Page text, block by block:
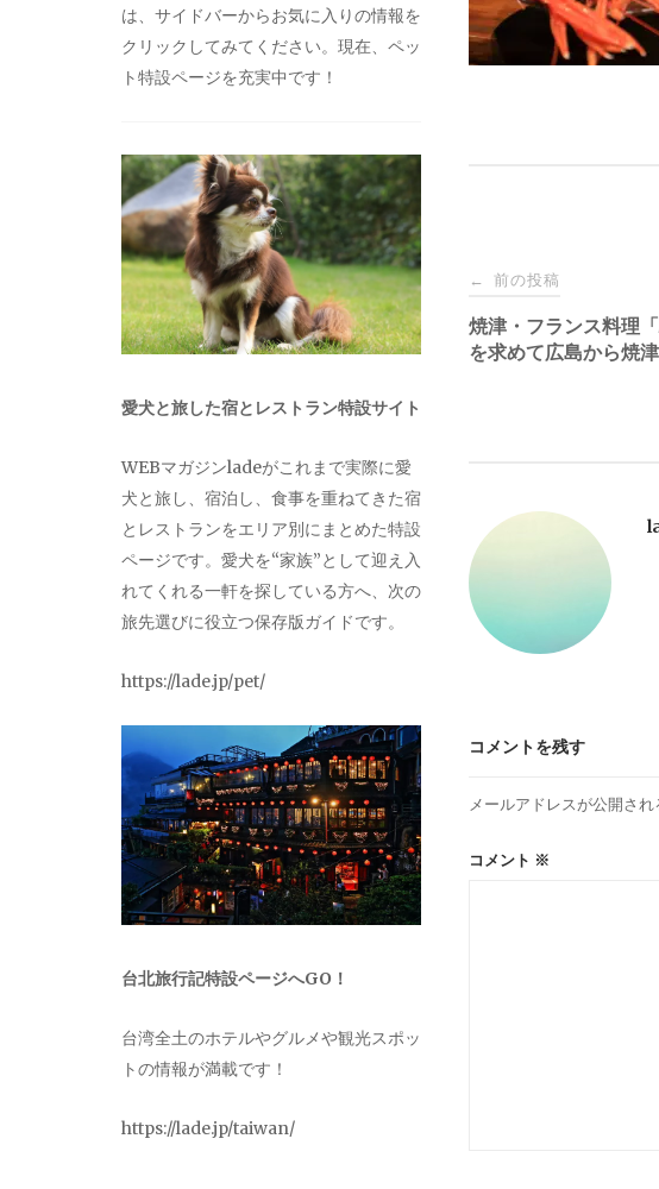
投
稿
ゲ
ー
シ
ン
← 前の投稿
焼津・フランス料理
を求めて広島から焼
コメントを残す
メールアドレスが公開され
コメント ※
は、サイドバーからお気に入りの情報を
クリックしてみてください。現在、ペッ
ト特設ページを充実中です！
愛犬と旅した宿とレストラン特設サイト
WEBマガジンladeがこれまで実際に愛
犬と旅し、宿泊し、食事を重ねてきた宿
とレストランをエリア別にまとめた特設
ページです。愛犬を“家族”として迎え入
れてくれる一軒を探している方へ、次の
旅先選びに役立つ保存版ガイドです。
https://lade.jp/pet/
台北旅行記特設ページへGO！
台湾全土のホテルやグルメや観光スポッ
トの情報が満載です！
https://lade.jp/taiwan/